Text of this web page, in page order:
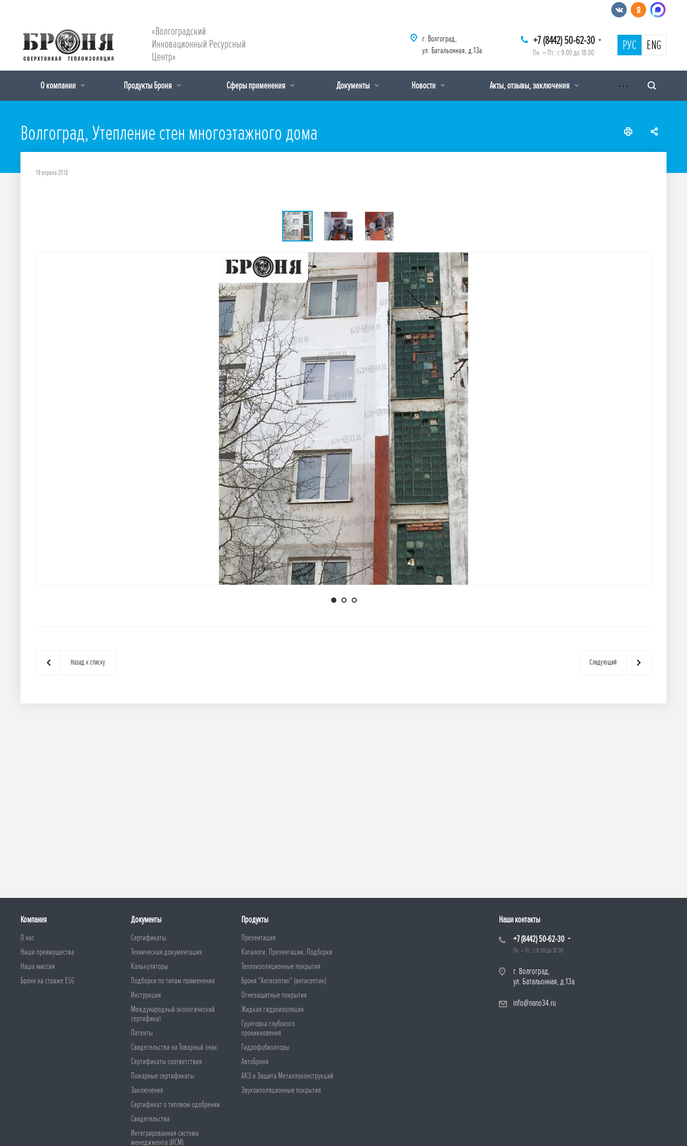
«Волгоградский
Инновационный Ресурсный
Центр»
+7 (8442) 50-62-30
Пн. – Пт.: с 9:00 до 18:00 РУС ENG
г. Волгоград,
ул. Батальонная, д.13а
О компании Продукты Броня Сферы применения Документы Новости Акты, отзывы, заключения
Волгоград, Утепление стен многоэтажного дома
19 апреля 2018
Назад к списку Следующий
Компания
О нас
Наши преимущества
Наша миссия
Броня на страже ESG
Документы
Сертификаты
Техническая документация
Калькуляторы
Подборки по типам применения
Инструкции
Международный экологический
сертификат
Патенты
Свидетельства на Товарный знак
Сертификаты соответствия
Пожарные сертификаты
Заключения
Сертификат о типовом одобрении
Свидетельства
Интегрированная система
менеджмента (ИСМ)
Продукты
Презентация
Каталоги, Презентации, Подборки
Теплоизоляционные покрытия
Броня "Антисептик" (антисептик)
Огнезащитные покрытия
Жидкая гидроизоляция
Грунтовка глубокого
проникновения
Гидрофобизаторы
АвтоБроня
АКЗ и Защита Металлоконструкций
Звукоизоляционные покрытия
Наши контакты
+7 (8442) 50-62-30
Пн. – Пт.: с 9:00 до 18:00
г. Волгоград,
ул. Батальонная, д.13а
info@nano34.ru